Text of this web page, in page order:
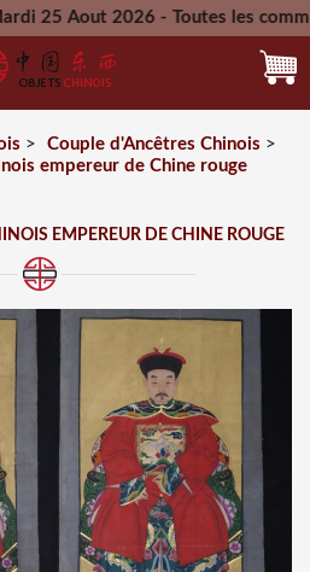
Aout 2026 - Toutes les
Aout 2026
> Couple d'Ancêtres Chinois >
empereur de Chine rouge
EMPEREUR DE CHINE ROUGE